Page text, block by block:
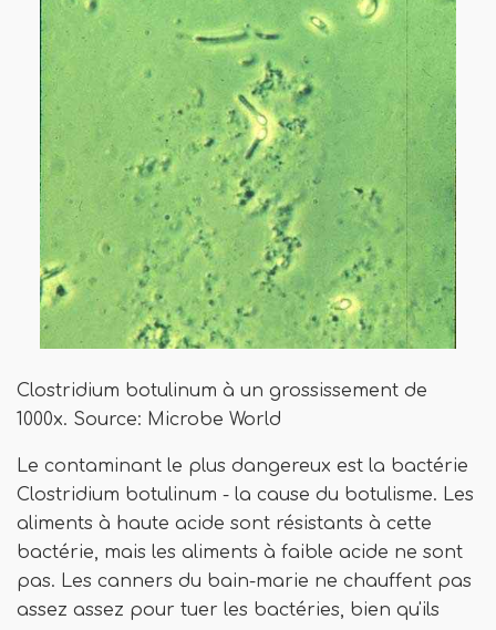
Clostridium botulinum à un grossissement de
1000x. Source: Microbe World
Le contaminant le plus dangereux est la bactérie
Clostridium botulinum - la cause du botulisme. Les
aliments à haute acide sont résistants à cette
bactérie, mais les aliments à faible acide ne sont
pas. Les canners du bain-marie ne chauffent pas
assez assez pour tuer les bactéries, bien qu'ils